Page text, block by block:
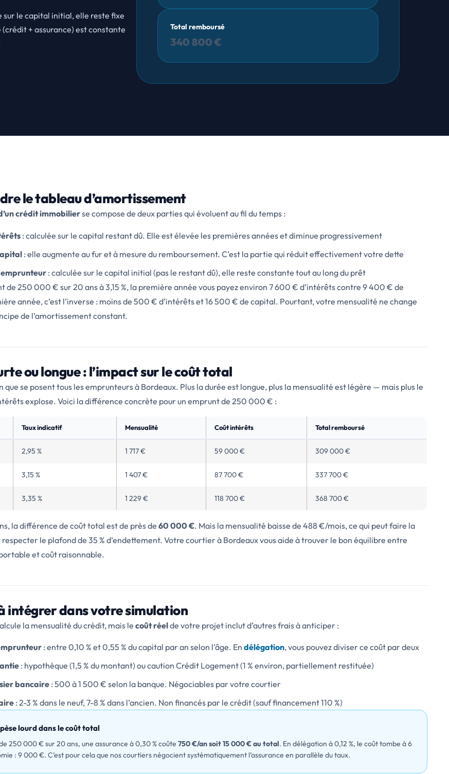
sur le capital initial, elle reste fixe
+ assurance) est constante
Total remboursé
340 800 €
le tableau d’amortissement
crédit immobilierse compose de deux parties qui évoluent au fil du temps :
: calculée sur le capital restant dû. Elle est élevée les premières années et diminue progressivement
: elle augmente au fur et à mesure du remboursement. C’est la partie qui réduit effectivement votre dette
emprunteur : calculée sur le capital initial (pas le restant dû), elle reste constante tout au long du prêt
de 250 000 € sur 20 ans à 3,15 %, la première année vous payez environ 7 600 € d’intérêts contre 9 400 € de
année, c’est l’inverse : moins de 500 € d’intérêts et 16 500 € de capital. Pourtant, votre mensualité ne change
de l’amortissement constant.
ou longue : l’impact sur le coût total
que se posent tous les emprunteurs à Bordeaux. Plus la durée est longue, plus la mensualité est légère — mais plus le
explose. Voici la différence concrète pour un emprunt de 250 000 € :
Taux indicatif Mensualité Coût intérêts Total remboursé
2,95 % 1 717 € 59 000 € 309 000 €
3,15 % 1 407 € 87 700 € 337 700 €
3,35 % 1 229 € 118 700 € 368 700 €
la différence de coût total est de près de 60 000 €. Mais la mensualité baisse de 488 €/mois, ce qui peut faire la
le plafond de 35 % d’endettement. Votre courtier à Bordeaux vous aide à trouver le bon équilibre entre
et coût raisonnable.
intégrer dans votre simulation
la mensualité du crédit, mais lecoût réelde votre projet inclut d’autres frais à anticiper :
: entre 0,10 % et 0,55 % du capital par an selon l’âge. En délégation, vous pouvez diviser ce coût par deux
: hypothèque (1,5 % du montant) ou caution Crédit Logement (1 % environ, partiellement restituée)
bancaire : 500 à 1 500 € selon la banque. Négociables par votre courtier
: 2-3 % dans le neuf, 7-8 % dans l’ancien. Non financés par le crédit (sauf financement 110 %)
pèse lourd dans le coût total
250 000 € sur 20 ans, une assurance à 0,30 % coûte 750 €/an soit 15 000 € au total. En délégation à 0,12 %, le coût tombe à 6
: 9 000 €. C’est pour cela que nos courtiers négocient systématiquement l’assurance en parallèle du taux.